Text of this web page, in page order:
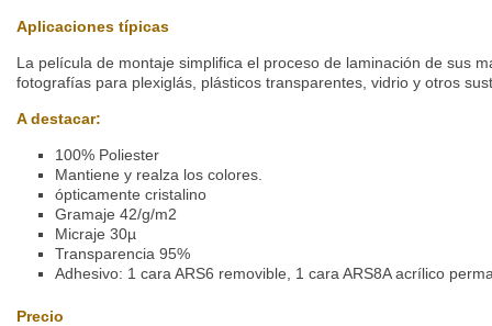
Aplicaciones típicas
La película de montaje simplifica el proceso de laminación de sus
fotografías para plexiglás, plásticos transparentes, vidrio y otros
A destacar:
100% Poliester
Mantiene y realza los colores.
ópticamente cristalino
Gramaje 42/g/m2
Micraje 30µ
Transparencia 95%
Adhesivo: 1 cara ARS6 removible, 1 cara ARS8A acrílico
Precio